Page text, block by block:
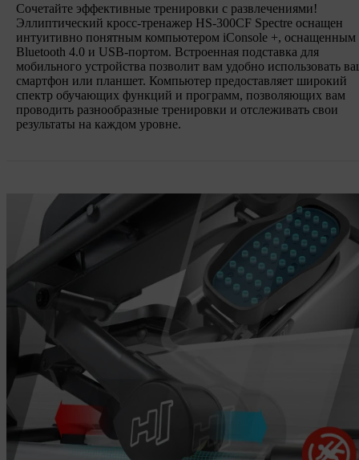
Сочетайте эффективные тренировки с развлечениями!
Эллиптический кросс-тренажер HS-300CF Spectre оснащен
интуитивно понятным компьютером iConsole +, оснащенным
Bluetooth 4.0 и USB-портом. Встроенная подставка для
мобильного устройства позволит вам удобно использовать
смартфон или планшет. Компьютер предоставляет широкий
спектр обучающих функций и программ, позволяющих вам
проводить разнообразные тренировки и отслеживать свои
результаты на каждом уровне.